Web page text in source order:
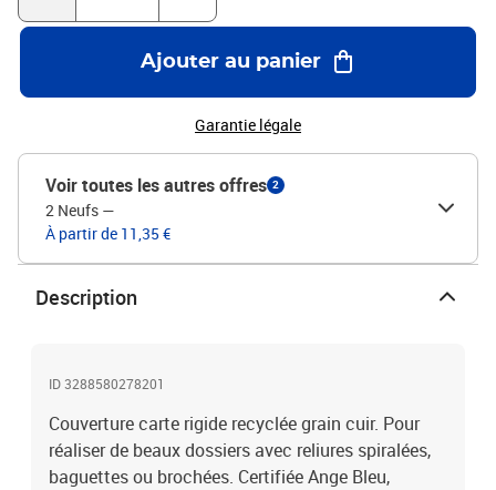
Ajouter au panier
Garantie légale
Voir toutes les autres offres 2
2 Neufs —
À partir de 11,35 €
Description
ID 3288580278201
Couverture carte rigide recyclée grain cuir. Pour
réaliser de beaux dossiers avec reliures spiralées,
baguettes ou brochées. Certifiée Ange Bleu,